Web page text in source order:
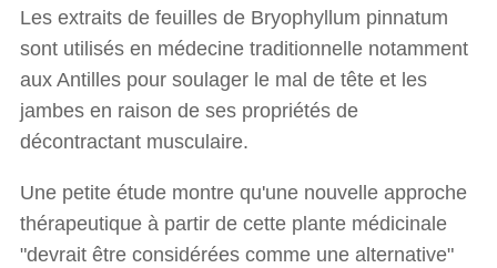
Les extraits de feuilles de Bryophyllum pinnatum
sont utilisés en médecine traditionnelle notamment
aux Antilles pour soulager le mal de tête et les
jambes en raison de ses propriétés de
décontractant musculaire.
Une petite étude montre qu'une nouvelle approche
thérapeutique à partir de cette plante médicinale
"devrait être considérées comme une alternative"